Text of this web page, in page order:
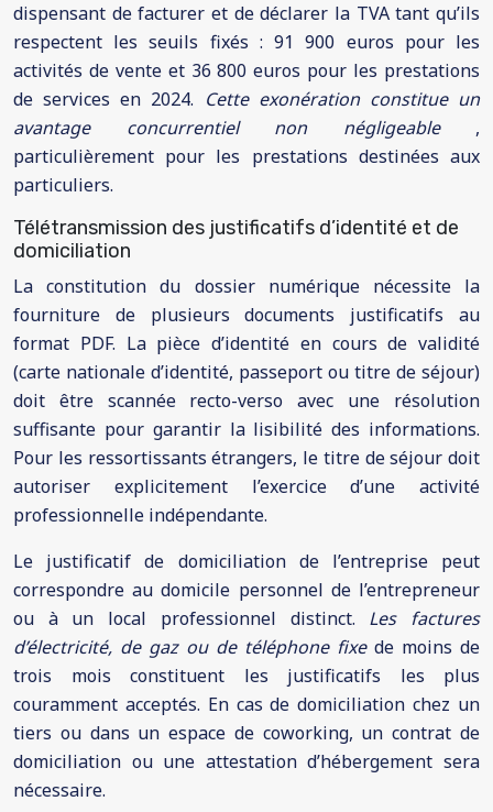
dispensant de facturer et de déclarer la TVA tant qu’ils
respectent les seuils fixés : 91 900 euros pour les
activités de vente et 36 800 euros pour les prestations
de services en 2024. Cette exonération constitue un
avantage concurrentiel non négligeable ,
particulièrement pour les prestations destinées aux
particuliers.
Télétransmission des justificatifs d’identité et de
domiciliation
La constitution du dossier numérique nécessite la
fourniture de plusieurs documents justificatifs au
format PDF. La pièce d’identité en cours de validité
(carte nationale d’identité, passeport ou titre de séjour)
doit être scannée recto-verso avec une résolution
suffisante pour garantir la lisibilité des informations.
Pour les ressortissants étrangers, le titre de séjour doit
autoriser explicitement l’exercice d’une activité
professionnelle indépendante.
Le justificatif de domiciliation de l’entreprise peut
correspondre au domicile personnel de l’entrepreneur
ou à un local professionnel distinct. Les factures
d’électricité, de gaz ou de téléphone fixe de moins de
trois mois constituent les justificatifs les plus
couramment acceptés. En cas de domiciliation chez un
tiers ou dans un espace de coworking, un contrat de
domiciliation ou une attestation d’hébergement sera
nécessaire.